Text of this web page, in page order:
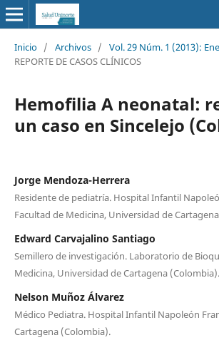
Inicio / Archivos / Vol. 29 Núm. 1 (2013):
REPORTE DE CASOS CLÍNICOS
Hemofilia A neonatal:
un caso en Sincelejo
Jorge Mendoza-Herrera
Residente de pediatría. Hospital Infantil
Facultad de Medicina, Universidad de
Edward Carvajalino Santiago
Semillero de investigación. Laboratorio de
Medicina, Universidad de Cartagena (Colombia).
Nelson Muñoz Álvarez
Médico Pediatra. Hospital Infantil Napoleón
Cartagena (Colombia).